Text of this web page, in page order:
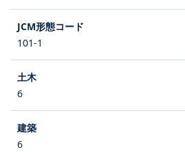
101-1
6
6